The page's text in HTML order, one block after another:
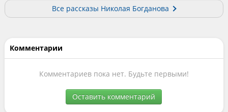
Все рассказы Николая Богданова
Комментарии
Комментариев пока нет. Будьте первыми!
Оставить комментарий